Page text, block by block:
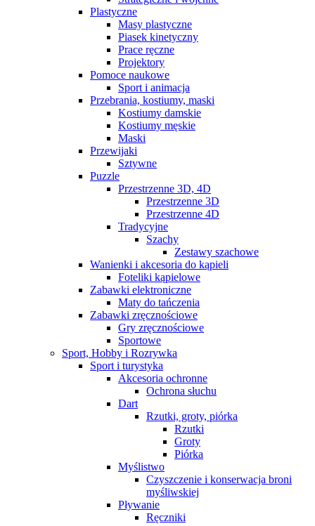
Plastyczne
Masy plastyczne
Piasek kinetyczny
Prace ręczne
Projektory
Pomoce naukowe
Sport i animacja
Przebrania, kostiumy, maski
Kostiumy damskie
Kostiumy męskie
Maski
Przewijaki
Sztywne
Puzzle
Przestrzenne 3D, 4D
Przestrzenne 3D
Przestrzenne 4D
Tradycyjne
Szachy
Zestawy szachowe
Wanienki i akcesoria do kąpieli
Foteliki kąpielowe
Zabawki elektroniczne
Maty do tańczenia
Zabawki zręcznościowe
Gry zręcznościowe
Sportowe
Sport, Hobby i Rozrywka
Sport i turystyka
Akcesoria ochronne
Ochrona słuchu
Dart
Rzutki, groty, piórka
Rzutki
Groty
Piórka
Myślistwo
Czyszczenie i konserwacja broni
myśliwskiej
Pływanie
Ręczniki